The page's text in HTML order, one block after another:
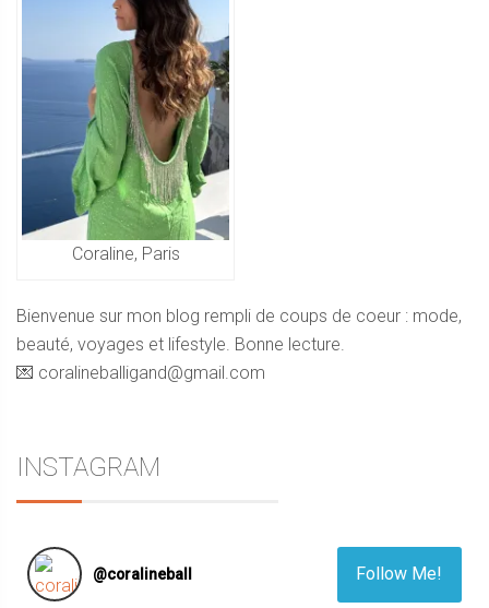
Coraline, Paris
Bienvenue sur mon blog rempli de coups de coeur : mode,
beauté, voyages et lifestyle. Bonne lecture.
💌 coralineballigand@gmail.com
INSTAGRAM
@coralineball Follow Me!